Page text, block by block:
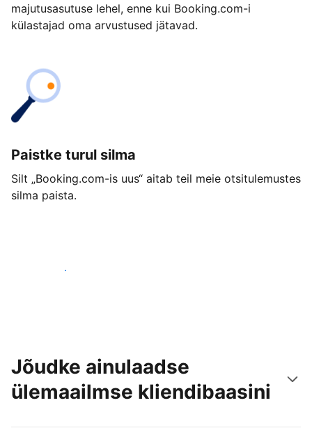
majutusasutuse lehel, enne kui Booking.com-i
külastajad oma arvustused jätavad.
Paistke turul silma
Silt „Booking.com-is uus“ aitab teil meie otsitulemustes
silma paista.
Alusta juba täna
Jõudke ainulaadse
ülemaailmse kliendibaasini